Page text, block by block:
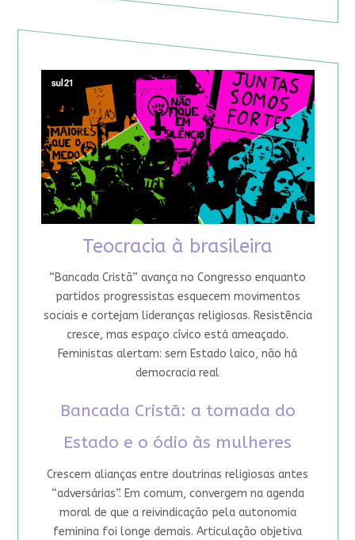
Teocracia à brasileira
“Bancada Cristã” avança no Congresso enquanto
partidos progressistas esquecem movimentos
sociais e cortejam lideranças religiosas. Resistência
cresce, mas espaço cívico está ameaçado.
Feministas alertam: sem Estado laico, não há
democracia real
Bancada Cristã: a tomada do
Estado e o ódio às mulheres
Crescem alianças entre doutrinas religiosas antes
“adversárias”. Em comum, convergem na agenda
moral de que a reivindicação pela autonomia
feminina foi longe demais. Articulação objetiva